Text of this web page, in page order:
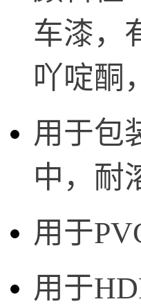
车漆，
吖啶酮
用于包
中，耐
用于
用于